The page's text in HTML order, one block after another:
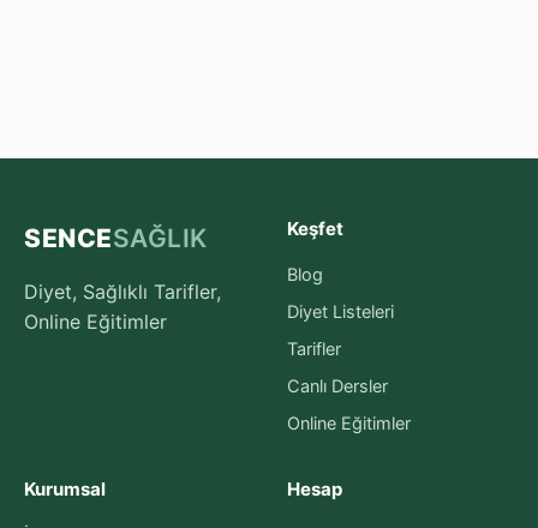
SENCESAĞLIK
Diyet, Sağlıklı Tarifler,
Online Eğitimler
Keşfet
Blog
Diyet Listeleri
Tarifler
Canlı Dersler
Online Eğitimler
Kurumsal Hesap